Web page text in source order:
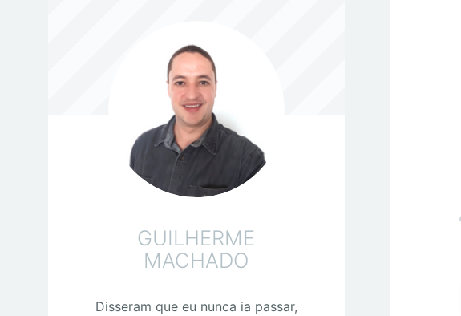
GUILHERME
MACHADO
Disseram que eu nunca ia passar,